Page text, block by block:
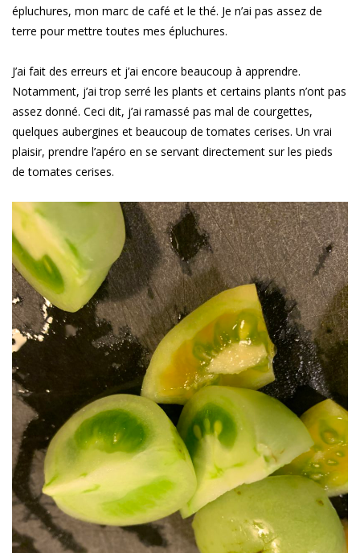
épluchures, mon marc de café et le thé. Je n’ai pas assez de
terre pour mettre toutes mes épluchures.
J’ai fait des erreurs et j’ai encore beaucoup à apprendre.
Notamment, j’ai trop serré les plants et certains plants n’ont pas
assez donné. Ceci dit, j’ai ramassé pas mal de courgettes,
quelques aubergines et beaucoup de tomates cerises. Un vrai
plaisir, prendre l’apéro en se servant directement sur les pieds
de tomates cerises.